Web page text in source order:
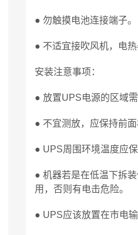
● 勿触摸电池连接端子
● 不适宜接吹风机，电
安装注意事项：
● 放置UPS电源的区域
● 不宜测放，应保持前
● UPS周围环境温度应
● 机器若是在低温下拆
用，否则有电击危险。
● UPS应该放置在市电